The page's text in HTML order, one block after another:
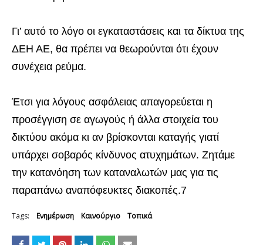
Γι’ αυτό το λόγο οι εγκαταστάσεις και τα δίκτυα της
ΔΕΗ ΑΕ, θα πρέπει να θεωρούνται ότι έχουν
συνέχεια ρεύμα.
Έτσι για λόγους ασφάλειας απαγορεύεται η
προσέγγιση σε αγωγούς ή άλλα στοιχεία του
δικτύου ακόμα κι αν βρίσκονται καταγής γιατί
υπάρχει σοβαρός κίνδυνος ατυχημάτων. Ζητάμε
την κατανόηση των καταναλωτών μας για τις
παραπάνω αναπόφευκτες διακοπές.7
Tags: Ενημέρωση Καινούργιο Τοπικά